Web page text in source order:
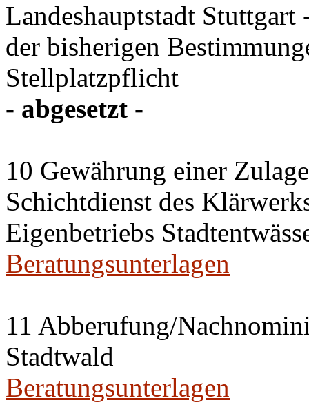
Landeshauptstadt
der bisherigen
Stellplatzpflicht
- abgesetzt -
10 Gewährung einer
Schichtdienst des
Eigenbetriebs
Beratungsunterlagen
11 Abberufung/
Stadtwald
Beratungsunterlagen